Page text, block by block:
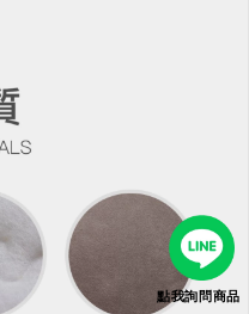
點我詢問商品